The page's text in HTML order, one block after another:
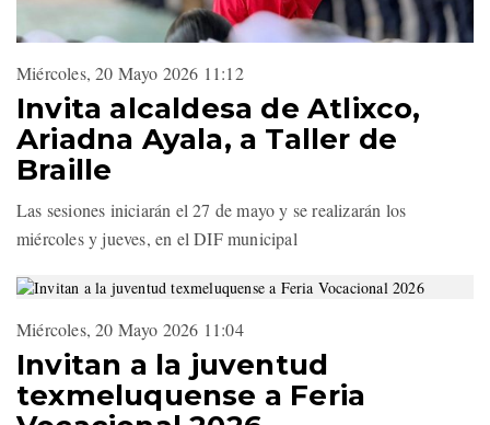
Miércoles, 20 Mayo 2026 11:12
Invita alcaldesa de Atlixco,
Ariadna Ayala, a Taller de
Braille
Las sesiones iniciarán el 27 de mayo y se realizarán los
miércoles y jueves, en el DIF municipal
Miércoles, 20 Mayo 2026 11:04
Invitan a la juventud
texmeluquense a Feria